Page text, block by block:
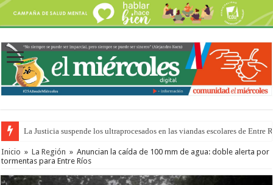
La Justicia suspende los ultraprocesados en las viandas escolares de Entre
Se presentará la obra “La Runfla de los Macanos”
Inicio » La Región » Anuncian la caída de 100 mm de agua: doble alerta por
tormentas para Entre Ríos